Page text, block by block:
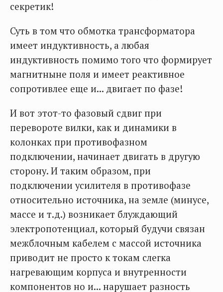
секретик!
Суть в том что обмотка трансформатора
имеет индуктивность, а любая
индуктивность помимо того что формирует
магнитныне поля и имеет реактивное
сопротивлее еще и... двигает по фазе!
И вот этот-то фазовый сдвиг при
перевороте вилки, как и динамики в
колонках при противофазном
подключении, начинает двигать в другую
сторону. И таким образом, при
подключении усилителя в противофазе
относительно источника, на земле (минусе,
массе и т.д.) возникает блуждающий
электропотенциал, который будучи связан
межблочным кабелем с массой источника
приводит не просто к токам слегка
нагревающим корпуса и внутренности
компонентов но и... нарушает разность